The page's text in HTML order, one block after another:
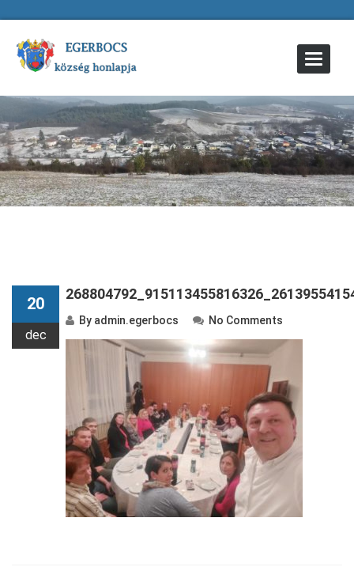
Toggle
20
dec
By admin.egerbocs No Comments